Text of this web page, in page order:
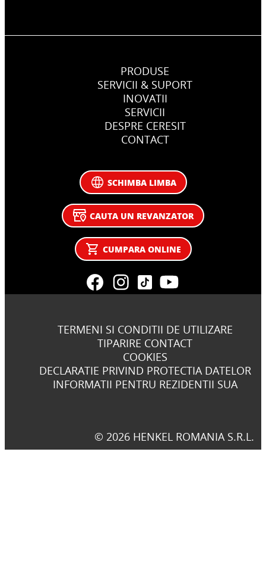
PRODUSE
SERVICII & SUPORT
INOVATII
SERVICII
DESPRE CERESIT
CONTACT
SCHIMBA LIMBA
CAUTA UN REVANZATOR
CUMPARA ONLINE
TERMENI SI CONDITII DE UTILIZARE
TIPARIRE CONTACT
COOKIES
DECLARATIE PRIVIND PROTECTIA DATELOR
INFORMATII PENTRU REZIDENTII SUA
© 2026 HENKEL ROMANIA S.R.L.